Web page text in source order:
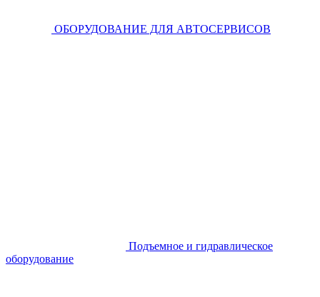
ОБОРУДОВАНИЕ ДЛЯ АВТОСЕРВИСОВ
Подъемное и гидравлическое
оборудование